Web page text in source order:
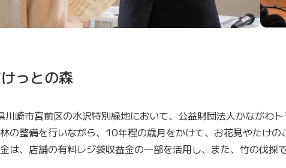
っとの森
崎市宮前区の水沢特別緑地において、公益財団法人かながわ
の整備を行いながら、10年程の歳月をかけて、お花見やたけ
は、店舗の有料レジ袋収益金の一部を活用し、また、竹の伐